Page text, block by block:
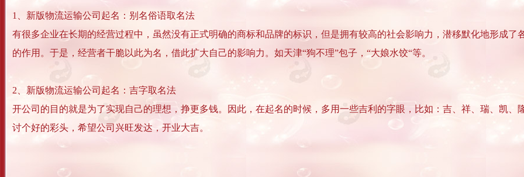
1、新版物流运输公司起名：别名俗语取名法
有很多企业在长期的经营过程中，虽然没有正式明确的商标和品牌的标识，但是拥有较高的社会影响力，潜移默化地形成
的作用。于是，经营者干脆以此为名，借此扩大自己的影响力。如天津“狗不理”包子，“大娘水饺“等。
2、新版物流运输公司起名：吉字取名法
开公司的目的就是为了实现自己的理想，挣更多钱。因此，在起名的时候，多用一些吉利的字眼，比如：吉、祥、瑞、凯
讨个好的彩头，希望公司兴旺发达，开业大吉。